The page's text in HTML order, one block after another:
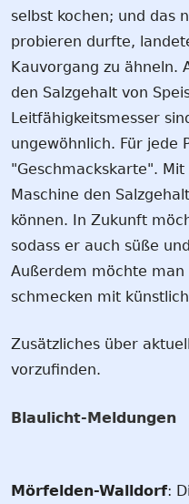
selbst kochen; und das
probieren durfte,
Kauvorgang zu ähneln.
den Salzgehalt von
Leitfähigkeitsmesser
ungewöhnlich. Für jede
"Geschmackskarte".
Maschine den
können. In Zukunft
sodass er auch süße
Außerdem möchte man
schmecken mit
Zusätzliches über
vorzufinden.
Blaulicht-Meldungen
Mörfelden-Walldorf: